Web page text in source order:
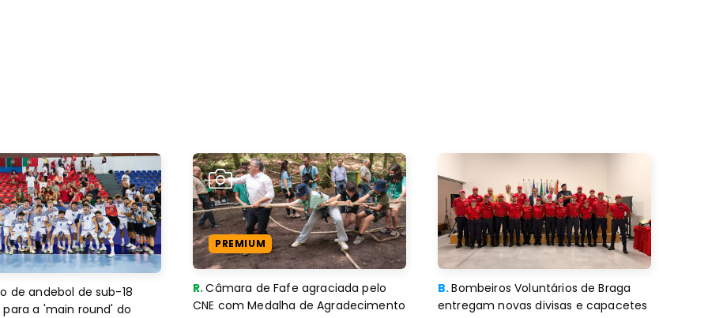
de andebol de sub-18
a 'main round' do
PREMIUM
R.Câmara de Fafe agraciada pelo
CNE com Medalha de Agradecimento
B.Bombeiros Voluntários de Braga
entregam novas divisas e capacetes